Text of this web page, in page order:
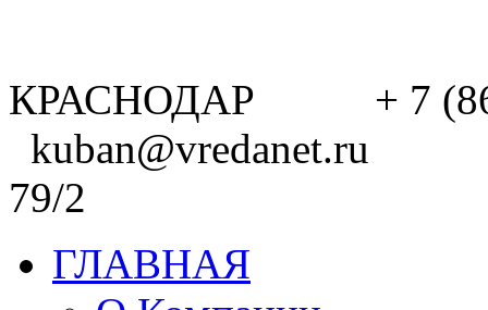
КРАСНОДАР + 7
kuban@vredanet.ru г.
79/2
ГЛАВНАЯ